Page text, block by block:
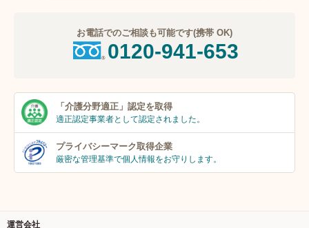
お電話でのご相談も可能です(携帯 OK)
0120-941-653
「介護分野適正」 認定を取得
適正認定事業者として認定されました。
プライバシーマーク取得企業
厳密な管理基準で個人情報をお守りします。
運営会社